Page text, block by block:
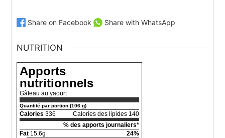
Share on Facebook Share with WhatsApp
NUTRITION
Apports
nutritionnels
Gâteau au yaourt
Quantité par portion (106 g)
Calories 336
Calories des lipides 140
% des apports journaliers*
Fat15.6g
24%